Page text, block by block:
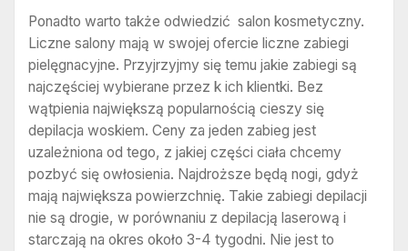
Ponadto warto także odwiedzić salon kosmetyczny.
Liczne salony mają w swojej ofercie liczne zabiegi
pielęgnacyjne. Przyjrzyjmy się temu jakie zabiegi są
najczęściej wybierane przez k ich klientki. Bez
wątpienia największą popularnością cieszy się
depilacja woskiem. Ceny za jeden zabieg jest
uzależniona od tego, z jakiej części ciała chcemy
pozbyć się owłosienia. Najdroższe będą nogi, gdyż
mają największa powierzchnię. Takie zabiegi depilacji
nie są drogie, w porównaniu z depilacją laserową i
starczają na okres około 3-4 tygodni. Nie jest to